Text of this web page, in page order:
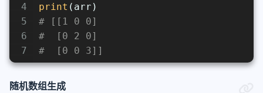
4
5
6
7
print (arr)
# [[1 0 0]
#  [0 2 0]
#  [0 0 3]]
随机数组生成